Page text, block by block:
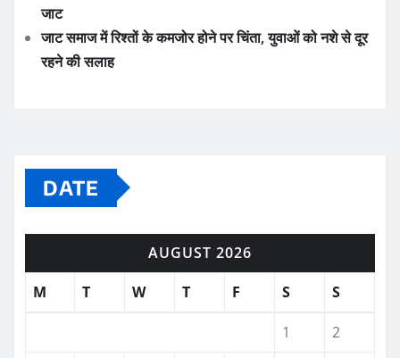
जाट
जाट समाज में रिश्तों के कमजोर होने पर चिंता, युवाओं को नशे से दूर
रहने की सलाह
DATE
AUGUST 2026
M
T W T F S S
1
2